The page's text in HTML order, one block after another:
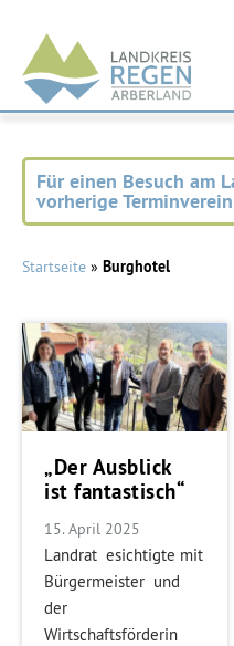
Landkreis
Regen
Für einen Besuch am
vorherige
Startseite » Burghotel
„Der Ausblick
ist fantastisch“
15. April 2025
Landrat esichtigte mit
Bürgermeister und
der
Wirtschaftsförderin